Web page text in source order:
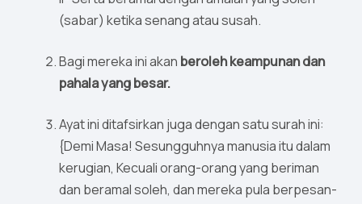
(sabar) ketika senang atau susah.
Bagi mereka ini akan beroleh keampunan dan
pahala yang besar.
Ayat ini ditafsirkan juga dengan satu surah ini:
{Demi Masa! Sesungguhnya manusia itu dalam
kerugian, Kecuali orang-orang yang beriman
dan beramal soleh, dan mereka pula berpesan-